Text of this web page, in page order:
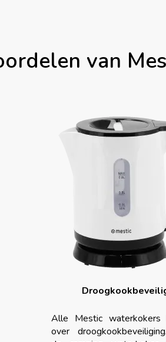
van
Alle Mestic waterkokers
over